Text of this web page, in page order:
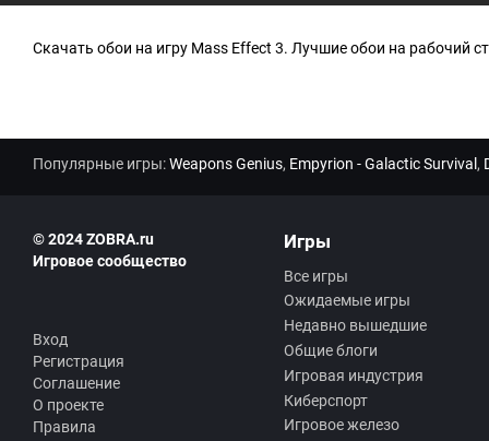
Скачать обои на игру Mass Effect 3. Лучшие обои на рабочий
Популярные игры:Weapons Genius, Empyrion - Galactic Survival ,
© 2024 ZOBRA.ru
Игровое сообщество
Вход
Регистрация
Соглашение
О проекте
Правила
Игры
Все игры
Ожидаемые игры
Недавно вышедшие
Общие блоги
Игровая индустрия
Киберспорт
Игровое железо